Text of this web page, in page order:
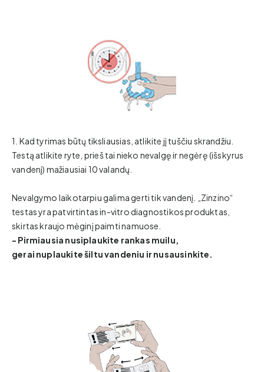
1. Kad tyrimas būtų tiksliausias, atlikite jį tuščiu skrandžiu.
Testą atlikite ryte, prieš tai nieko nevalgę ir negėrę (išskyrus
vandenį) mažiausiai 10 valandų.
Nevalgymo laikotarpiu galima gerti tik vandenį. „Zinzino“
testas yra patvirtintas in-vitro diagnostikos produktas,
skirtas kraujo mėginį paimti namuose.
- Pirmiausia nusiplaukite rankas muilu,
gerai nuplaukite šiltu vandeniu ir nusausinkite.